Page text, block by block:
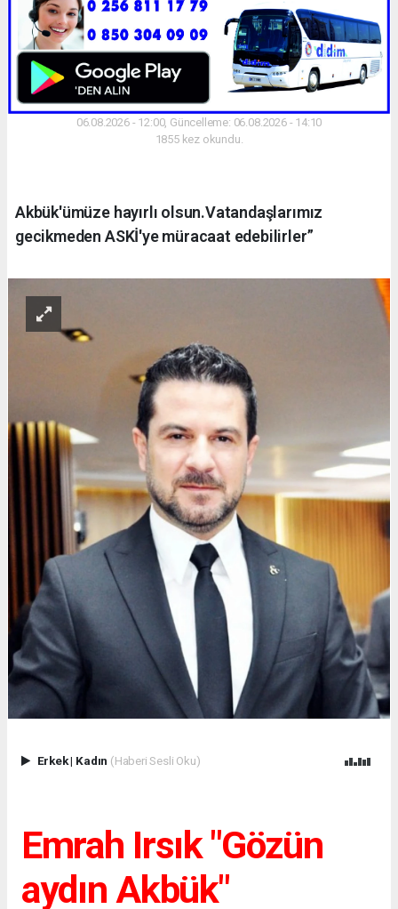
06.08.2026 - 12:00, Güncelleme: 06.08.2026 - 14:10
1855 kez okundu.
Akbük'ümüze hayırlı olsun.Vatandaşlarımız
gecikmeden ASKİ'ye müracaat edebilirler”
Erkek| Kadın (Haberi Sesli Oku)
Emrah Irsık "Gözün
aydın Akbük"